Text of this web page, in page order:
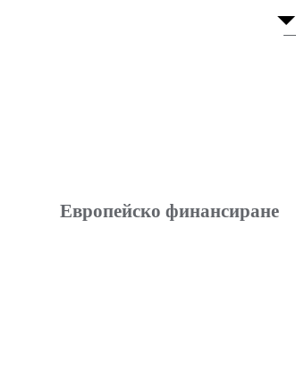
Европейско финансиране